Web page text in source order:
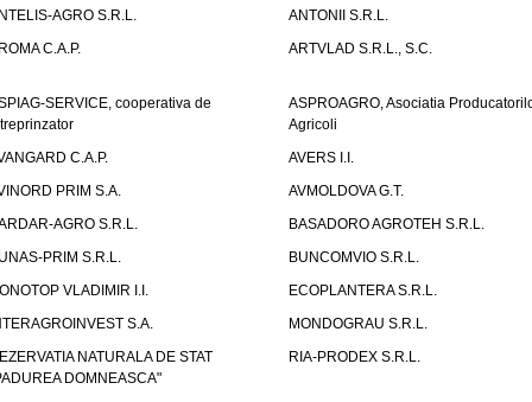
AGRO S.R.L.
ANTONII S.R.L.
C.A.P.
ARTVLAD S.R.L., S.C.
SERVICE, cooperativa de
ASPROAGRO, Asociatia
Agricoli
C.A.P.
AVERS I.I.
PRIM S.A.
AVMOLDOVA G.T.
AGRO S.R.L.
BASADORO AGROTEH S.R.L.
PRIM S.R.L.
BUNCOMVIO S.R.L.
VLADIMIR I.I.
ECOPLANTERA S.R.L.
S.A.
MONDOGRAU S.R.L.
NATURALA DE STAT
DOMNEASCA"
RIA-PRODEX S.R.L.